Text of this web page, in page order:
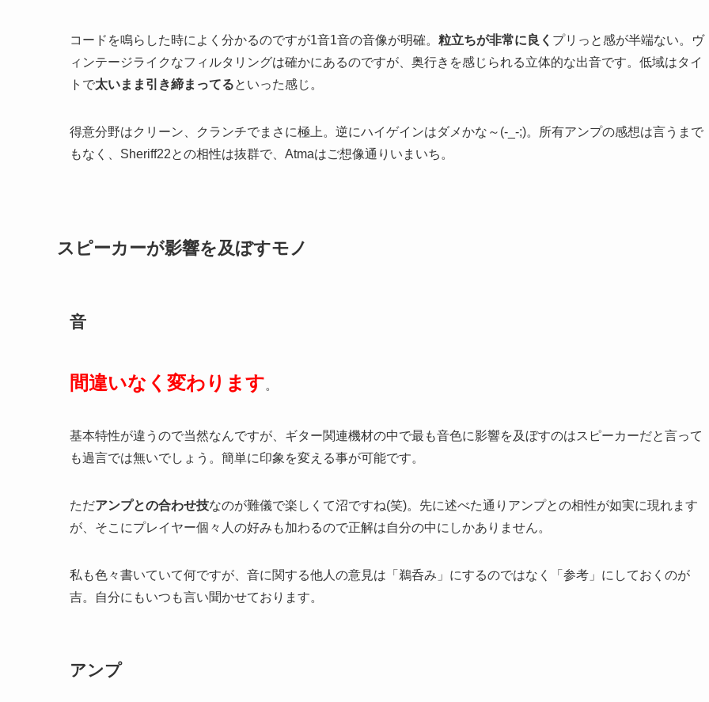
コードを鳴らした時によく分かるのですが1音1音の音像が明確。 粒立ちが非常に良く プリっと感が半端ない。ヴ
ィンテージライクなフィルタリングは確かにあるのですが、奥行きを感じられる立体的な出音です。低域はタイ
トで太いまま引き締まってるといった感じ。
得意分野はクリーン、クランチでまさに極上。逆にハイゲインはダメかな～(-_-;)。所有アンプの感想は言うまで
もなく、Sheriff22との相性は抜群で、Atmaはご想像通りいまいち。
スピーカーが影響を及ぼすモノ
音
間違いなく変わります。
基本特性が違うので当然なんですが、ギター関連機材の中で最も音色に影響を及ぼすのはスピーカーだと言って
も過言では無いでしょう。簡単に印象を変える事が可能です。
ただアンプとの合わせ技なのが難儀で楽しくて沼ですね(笑)。先に述べた通りアンプとの相性が如実に現れます
が、そこにプレイヤー個々人の好みも加わるので正解は自分の中にしかありません。
私も色々書いていて何ですが、音に関する他人の意見は「鵜呑み」にするのではなく「参考」にしておくのが
吉。自分にもいつも言い聞かせております。
アンプ